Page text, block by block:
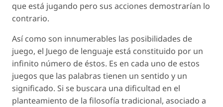
que está jugando pero sus acciones demostrarían lo
contrario.
Así como son innumerables las posibilidades de
juego, el Juego de lenguaje está constituido por un
infinito número de éstos. Es en cada uno de estos
juegos que las palabras tienen un sentido y un
significado. Si se buscara una dificultad en el
planteamiento de la filosofía tradicional, asociado a